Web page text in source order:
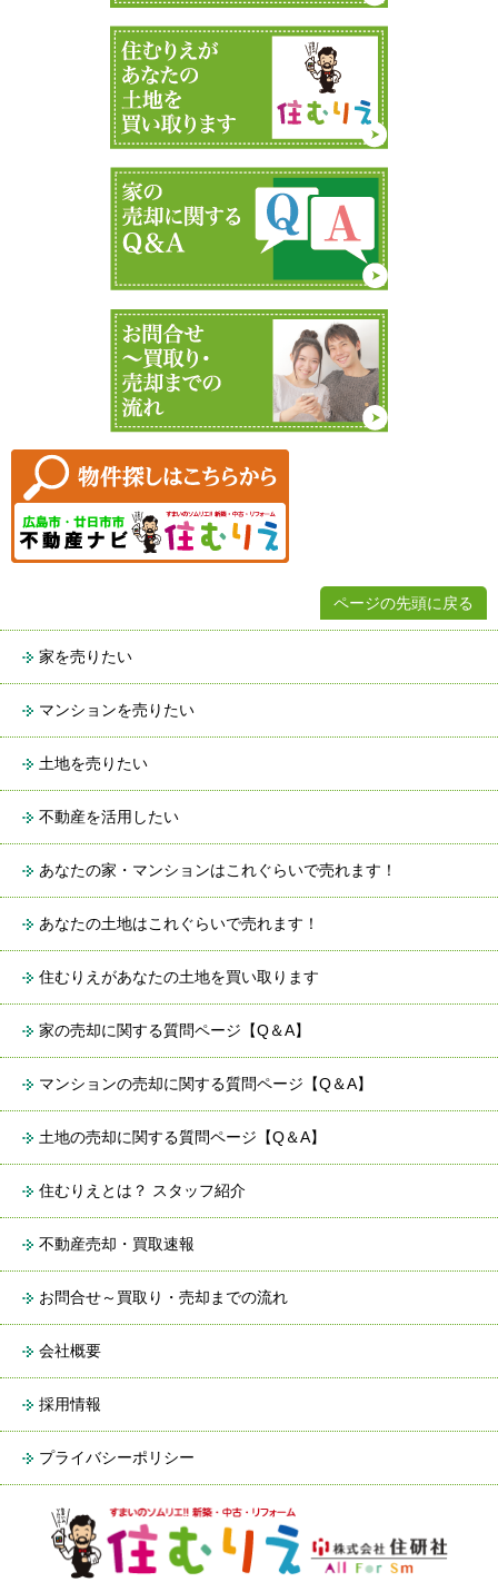
ページの先頭に戻る
家を売りたい
マンションを売りたい
土地を売りたい
不動産を活用したい
あなたの家・マンションはこれぐらいで売れます！
あなたの土地はこれぐらいで売れます！
住むりえがあなたの土地を買い取ります
家の売却に関する質問ページ【Q＆A】
マンションの売却に関する質問ページ【Q＆A】
土地の売却に関する質問ページ【Q＆A】
住むりえとは？ スタッフ紹介
不動産売却・買取速報
お問合せ～買取り・売却までの流れ
会社概要
採用情報
プライバシーポリシー